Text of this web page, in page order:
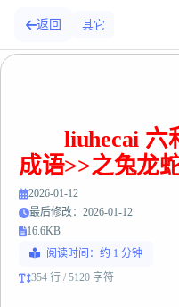
返回 其它
liuhecai 六
成语>>之兔龙
2026-01-12
最后修改：2026-01-12
16.6KB
阅读时间：约 1 分钟
354 行 / 5120 字符